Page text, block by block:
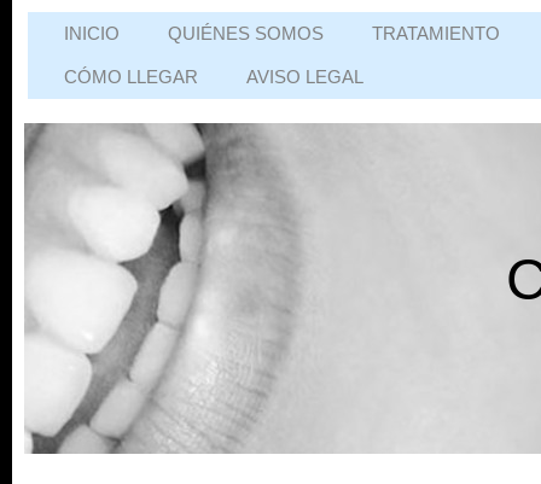
INICIO QUIÉNES SOMOS TRATAMIENTO
CÓMO LLEGAR AVISO LEGAL